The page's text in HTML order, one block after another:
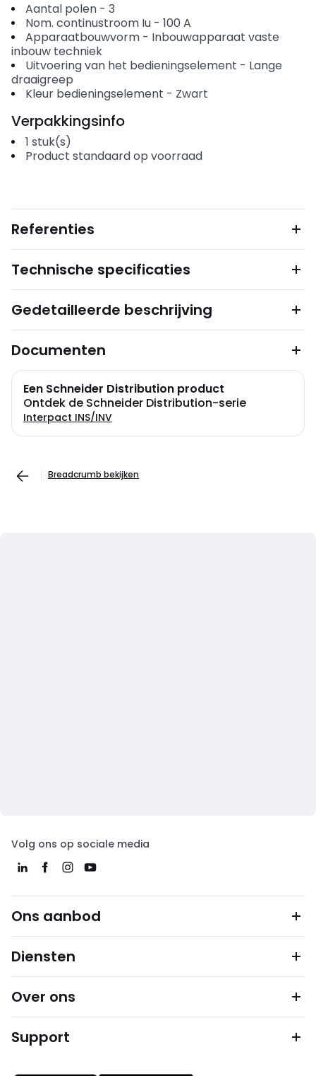
Aantal polen- 3
Nom. continustroom Iu- 100 A
Apparaatbouwvorm- Inbouwapparaat vaste
inbouw techniek
Uitvoering van het bedieningselement - Lange
draaigreep
Kleur bedieningselement - Zwart
Verpakkingsinfo
1 stuk(s)
Product standaard op voorraad
Referenties
Technische specificaties
Gedetailleerde beschrijving
Documenten
Een Schneider Distribution product
Ontdek de Schneider Distribution-serie
Interpact INS/INV
Breadcrumb bekijken
Volg ons op sociale media
Ons aanbod
Diensten
Over ons
Support